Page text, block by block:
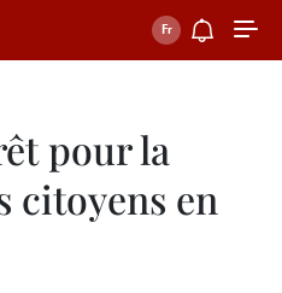
pour la
citoyens en